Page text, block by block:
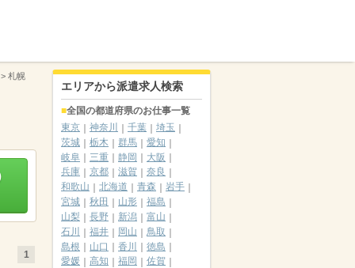
> 札幌
1
エリアから派遣求人検索
全国の都道府県のお仕事一覧
東京
神奈川 千葉
埼玉
茨城
栃木 群馬
愛知
岐阜
三重 静岡
大阪
兵庫
京都 滋賀
奈良
和歌山
北海道 青森
岩手
宮城
秋田 山形
福島
山梨
長野 新潟
富山
石川
福井 岡山
鳥取
島根
山口 香川
徳島
愛媛
高知 福岡
佐賀